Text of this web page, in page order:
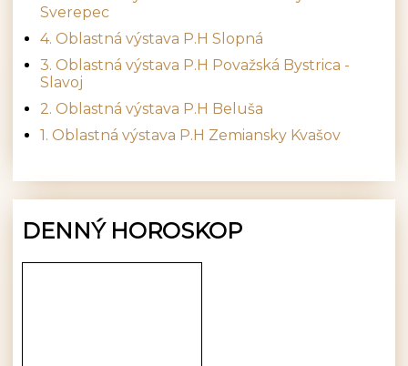
Sverepec
4. Oblastná výstava P.H Slopná
3. Oblastná výstava P.H Považská Bystrica -
Slavoj
2. Oblastná výstava P.H Beluša
1. Oblastná výstava P.H Zemiansky Kvašov
DENNÝ HOROSKOP